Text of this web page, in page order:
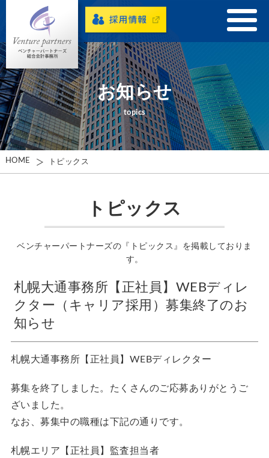
お知らせ
topics
HOME トピックス
トピックス
ベンチャーパートナーズの『トピックス』を掲載しておりま
す。
札幌大通事務所【正社員】WEBディレ
クター（キャリア採用）募集終了のお
知らせ
札幌大通事務所【正社員】WEBディレクター
募集を終了しました。たくさんのご応募ありがとうご
ざいました。
なお、募集中の職種は下記の通りです。
札幌エリア【正社員】監査担当者